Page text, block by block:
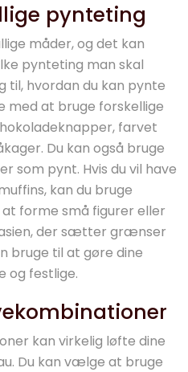
pynteting
måder, og det kan
pynteting man skal
til, hvordan du kan pynte
med at bruge forskellige
farvet
Du kan også bruge
som pynt. Hvis du vil have
kan du bruge
forme små figurer eller
der sætter grænser
bruge til at gøre dine
og festlige.
kan virkelig løfte dine
Du kan vælge at bruge